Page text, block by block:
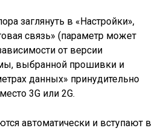
заглянуть в «Настройки»,
связь» (параметр может
от версии
выбранной прошивки и
данных» принудительно
3G или 2G.
автоматически и вступают в